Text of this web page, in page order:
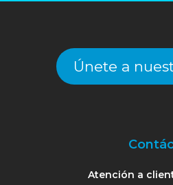
Únete a
Atención a